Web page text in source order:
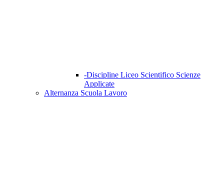
-Discipline Liceo Scientifico Scienze
Applicate
Alternanza Scuola Lavoro